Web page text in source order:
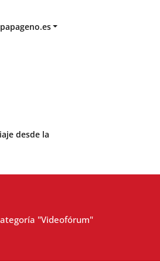
desde la
"Videofórum"